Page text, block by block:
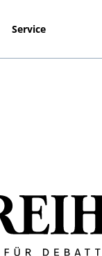
Service